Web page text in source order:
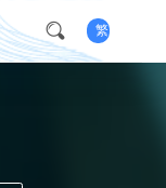
繁